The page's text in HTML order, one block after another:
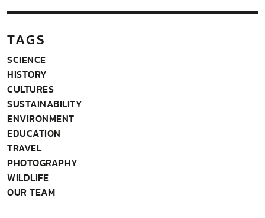
TAGS
SCIENCE
HISTORY
CULTURES
SUSTAINABILITY
ENVIRONMENT
EDUCATION
TRAVEL
PHOTOGRAPHY
WILDLIFE
OUR TEAM